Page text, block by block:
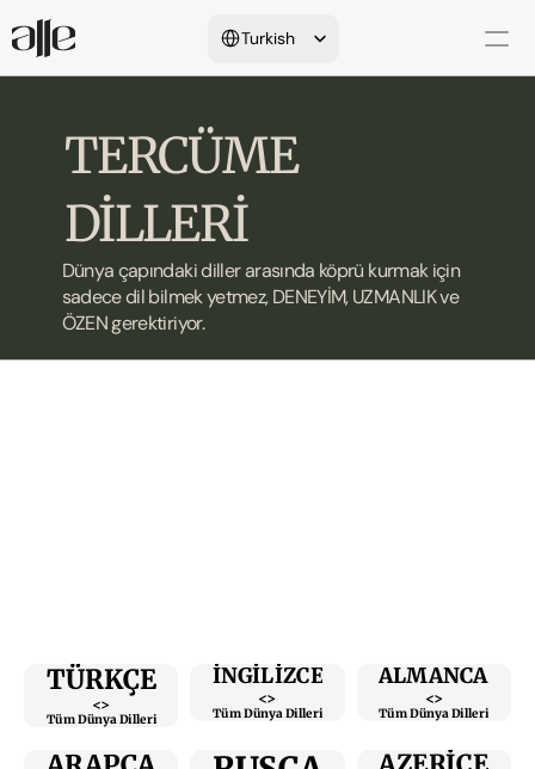
TERCÜME
DİLLERİ
Dünya çapındaki diller arasında köprü kurmak için
sadece dil bilmek yetmez, DENEYİM, UZMANLIK ve
ÖZEN gerektiriyor.
TÜRKÇE
<>
Tüm Dünya Dilleri
İNGİLİZCE
<>
Tüm Dünya Dilleri
ALMANCA
<>
Tüm Dünya Dilleri
Turkish
Hakkımızda
Yeminli Tercüme
Onay Süreçleri
Dil&İletişim Hizmetleri
Referanslarımız
Araştırmalar&Makaleler